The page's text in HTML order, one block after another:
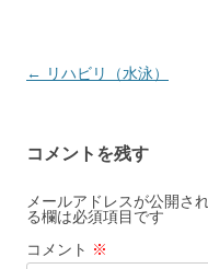
投
ビ
ゲ
ー
シ
← リハビリ（水泳）
コメントを残す
メールアドレスが公開さ
る欄は必須項目です
コメント ※